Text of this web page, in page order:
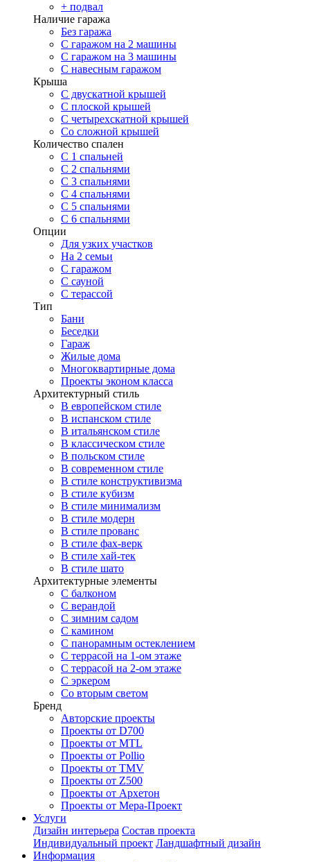
+ подвал
Наличие гаража
Без гаража
С гаражом на 2 машины
С гаражом на 3 машины
С навесным гаражом
Крыша
С двускатной крышей
С плоской крышей
С четырехскатной крышей
Со сложной крышей
Количество спален
С 1 спальней
С 2 спальнями
С 3 спальнями
С 4 спальнями
С 5 спальнями
С 6 спальнями
Опции
Для узких участков
На 2 семьи
С гаражом
С сауной
С терассой
Тип
Бани
Беседки
Гараж
Жилые дома
Многоквартирные дома
Проекты эконом класса
Архитектурный стиль
В европейском стиле
В испанском стиле
В итальянском стиле
В классическом стиле
В польском стиле
В современном стиле
В стиле конструктивизма
В стиле кубизм
В стиле минимализм
В стиле модерн
В стиле прованс
В стиле фах-верк
В стиле хай-тек
В стиле шато
Архитектурные элементы
С балконом
С верандой
С зимним садом
С камином
С панорамным остеклением
С террасой на 1-ом этаже
С террасой на 2-ом этаже
С эркером
Со вторым светом
Бренд
Авторские проекты
Проекты от D700
Проекты от MTL
Проекты от Pollio
Проекты от TMV
Проекты от Z500
Проекты от Архетон
Проекты от Мера-Проект
Услуги
Дизайн интерьера Состав проекта
Индивидуальный проект Ландшафтный дизайн
Информация